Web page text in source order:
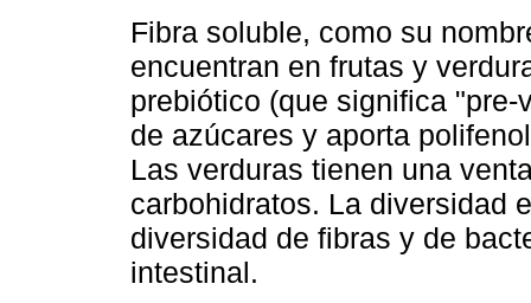
Fibra soluble, como su
encuentran en frutas y
prebiótico (que significa
de azúcares y aporta
Las verduras tienen una
carbohidratos. La diversidad
diversidad de fibras y de
intestinal.